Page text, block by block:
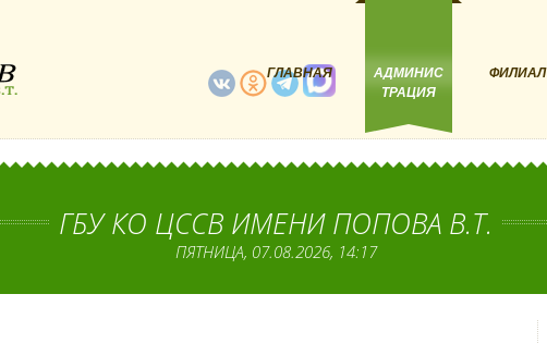
ГЛАВНАЯ
АДМИНИС
ТРАЦИЯ
ФИЛИАЛ
ГБУ КО ЦССВ ИМЕНИ ПОПОВА В.Т.
ПЯТНИЦА, 07.08.2026, 14:17